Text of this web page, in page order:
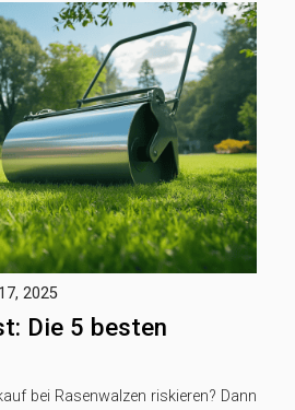
Die 5 besten
2025
bei Rasenwalzen riskieren? Dann